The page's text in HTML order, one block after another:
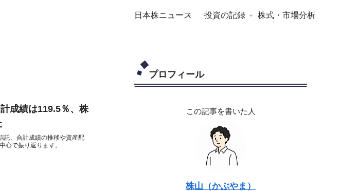
日本株ニュース 投資の記録 株式・市場分析
成績は119.5％、株
託、合計成績の推移や資産配
心で振り返ります。
プロフィール
この記事を書いた人
株山（かぶやま）